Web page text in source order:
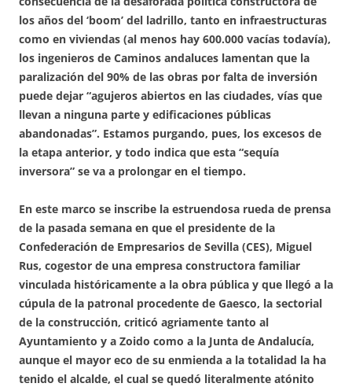
los años del ‘boom’ del ladrillo, tanto en infraestructuras
como en viviendas (al menos hay 600.000 vacías todavía),
los ingenieros de Caminos andaluces lamentan que la
paralización del 90% de las obras por falta de inversión
puede dejar “agujeros abiertos en las ciudades, vías que
llevan a ninguna parte y edificaciones públicas
abandonadas”. Estamos purgando, pues, los excesos de
la etapa anterior, y todo indica que esta “sequía
inversora” se va a prolongar en el tiempo.
En este marco se inscribe la estruendosa rueda de prensa
de la pasada semana en que el presidente de la
Confederación de Empresarios de Sevilla (CES), Miguel
Rus, cogestor de una empresa constructora familiar
vinculada históricamente a la obra pública y que llegó a la
cúpula de la patronal procedente de Gaesco, la sectorial
de la construcción, criticó agriamente tanto al
Ayuntamiento y a Zoido como a la Junta de Andalucía,
aunque el mayor eco de su enmienda a la totalidad la ha
tenido el alcalde, el cual se quedó literalmente atónito